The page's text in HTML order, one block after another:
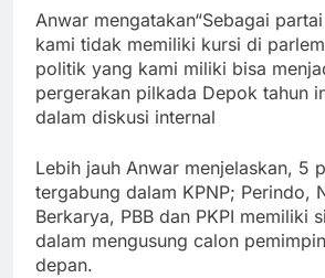
Anwar mengatakan“Sebagai
kami tidak memiliki kursi di
politik yang kami miliki bisa
pergerakan pilkada Depok tahun
dalam diskusi internal
Lebih jauh Anwar menjelaskan, 5
tergabung dalam KPNP; Perindo,
Berkarya, PBB dan PKPI memiliki
dalam mengusung calon
depan.